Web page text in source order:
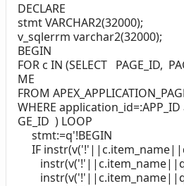
DECLARE
stmt VARCHAR2(32000);
v_sqlerrm varchar2(32000);
BEGIN
FOR c IN (SELECT PAGE_ID,
ME
FROM
WHERE
GE_ID ) LOOP
stmt:=q'!BEGIN
IF